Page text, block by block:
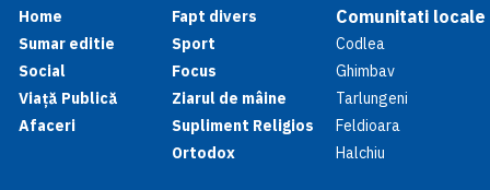
Home
Sumar editie
Social
Viață Publică
Afaceri
Fapt divers
Sport
Focus
Ziarul de mâine
Supliment Religios
Ortodox
Comunitati locale
Codlea
Ghimbav
Tarlungeni
Feldioara
Halchiu